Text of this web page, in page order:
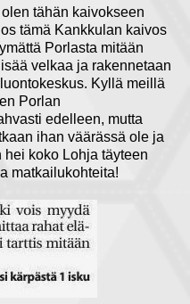
tähän kaivokseen
tämä Kankkulan kaivos
Porlasta mitään
velkaa ja rakennetaan
Kyllä meillä
Porlan
edelleen, mutta
ihan väärässä ole ja
hei koko Lohja täyteen
matkailukohteita!